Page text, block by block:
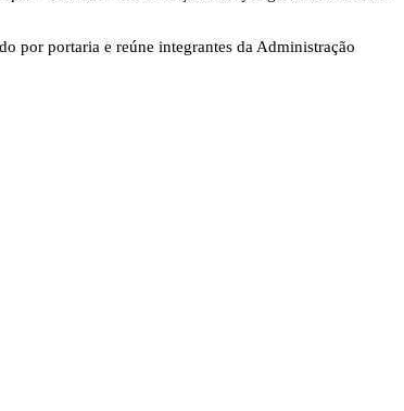
por portaria e reúne integrantes da Administração